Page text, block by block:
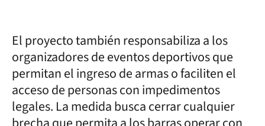
El proyecto también responsabiliza a los
organizadores de eventos deportivos que
permitan el ingreso de armas o faciliten el
acceso de personas con impedimentos
legales. La medida busca cerrar cualquier